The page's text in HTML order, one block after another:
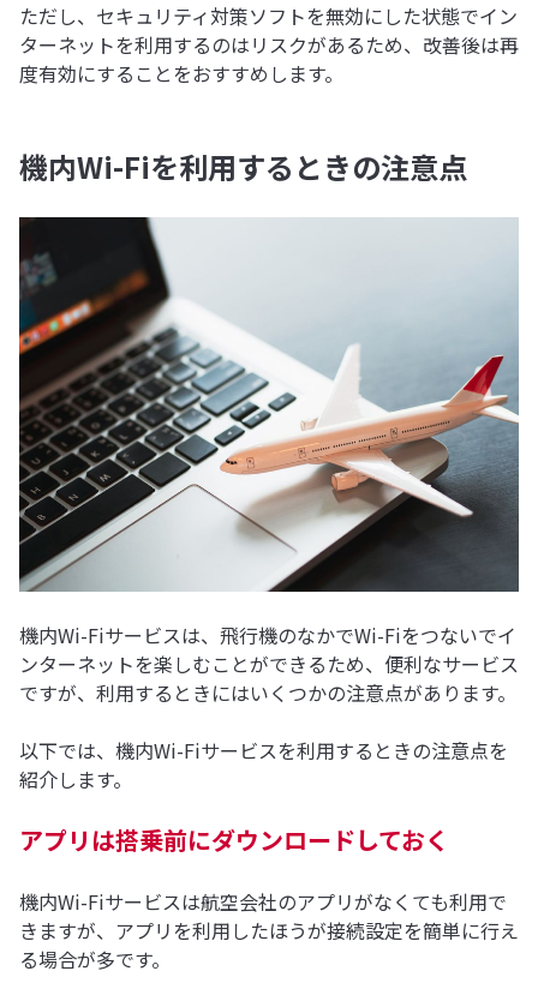
ただし、セキュリティ対策ソフトを無効にした状態でイン
ターネットを利用するのはリスクがあるため、改善後は再
度有効にすることをおすすめします。
機内Wi-Fiを利用するときの注意点
機内Wi-Fiサービスは、飛行機のなかでWi-Fiをつないでイ
ンターネットを楽しむことができるため、便利なサービス
ですが、利用するときにはいくつかの注意点があります。
以下では、機内Wi-Fiサービスを利用するときの注意点を
紹介します。
アプリは搭乗前にダウンロードしておく
機内Wi-Fiサービスは航空会社のアプリがなくても利用で
きますが、アプリを利用したほうが接続設定を簡単に行え
る場合が多です。